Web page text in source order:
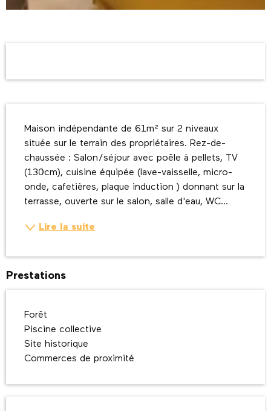
Maison indépendante de 61m² sur 2 niveaux
située sur le terrain des propriétaires. Rez-de-
chaussée : Salon/séjour avec poêle à pellets, TV
(130cm), cuisine équipée (lave-vaisselle, micro-
onde, cafetières, plaque induction ) donnant sur la
terrasse, ouverte sur le salon, salle d'eau, WC...
Lire la suite
Prestations
Forêt
Piscine collective
Site historique
Commerces de proximité